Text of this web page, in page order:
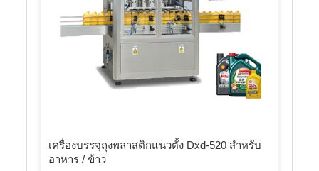
เครื่องบรรจุถุงพลาสติกแนวตั้ง Dxd-520 สำหรับ
อาหาร / ข้าว